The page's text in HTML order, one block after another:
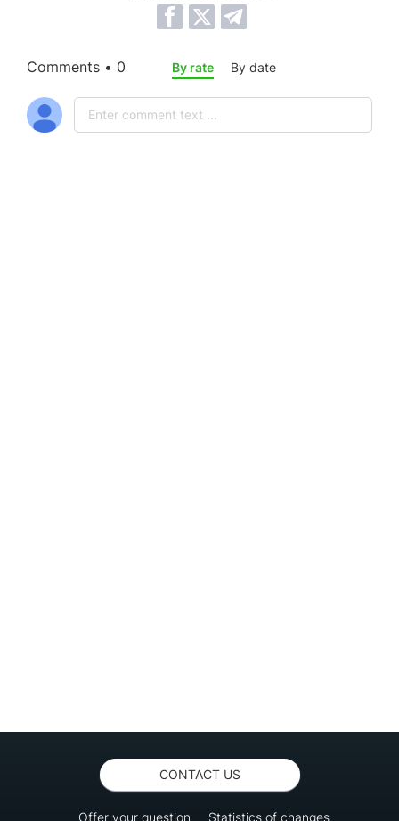
Comments • 0 By rate By date
CONTACT US
Offer your question Statistics of changes